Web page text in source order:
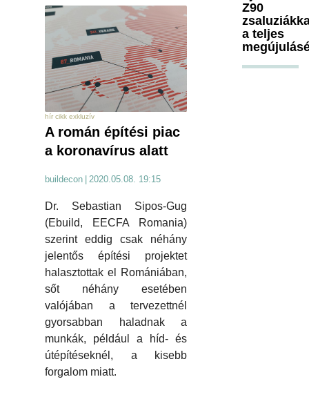
hír cikk exkluzív
A román építési piac
a koronavírus alatt
buildecon 2020.05.08. 19:15
Dr. Sebastian Sipos-Gug
(Ebuild, EECFA Romania)
szerint eddig csak néhány
jelentős építési projektet
halasztottak el Romániában,
sőt néhány esetében
valójában a tervezettnél
gyorsabban haladnak a
munkák, például a híd- és
útépítéseknél, a kisebb
forgalom miatt.
Z90
a teljes